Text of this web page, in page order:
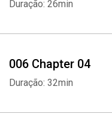
Duração: 26min
006 Chapter 04
Duração: 32min